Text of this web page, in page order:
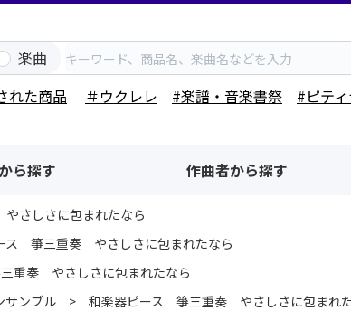
楽曲
れた商品
＃ウクレレ #楽譜・音楽書祭
#ピテ
ら探す 作曲者から探す
さしさに包まれたなら
ス 箏三重奏 やさしさに包まれたなら
重奏 やさしさに包まれたなら
サンブル
和楽器ピース 箏三重奏 やさしさに包まれ